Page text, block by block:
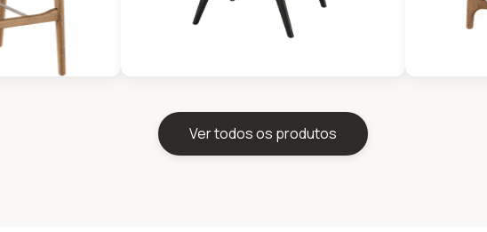
Ver todos os produtos